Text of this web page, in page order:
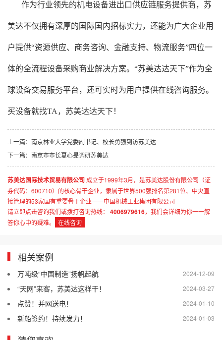
作为行业领先的机电设备进出口供应链服务提供商， 苏
美达不仅拥有深厚的国际国内招标实力，还能为广大企业用
户提供“资源供应、商务咨询、金融支持、物流服务”四位一
体的全流程设备采购商业解决方案。“苏美达达天下”作为全
球设备交易服务平台，还可实时为用户提供在线咨询服务。
买设备就找TA，苏美达达天下！
上一篇： 南京林业大学党委副书记、校长勇强到访苏美达
下一篇： 南京市市长夏心旻调研苏美达
苏美达国际技术贸易有限公司 成立于1999年3月，是苏美达股份有限公司（证
券代码：600710）的核心骨干企业，隶属于世界500强排名第281位、中央直
接管理的53家国有重要骨干企业——中国机械工业集团有限公司
请立即点击咨询我们或拨打咨询热线：
4006979616，我们会详细为你一一解
答你心中的疑难。
在线咨询
相关案例
2024-12-09
万吨级“中国制造”扬帆起航
2024-03-27
“天网”来客，苏美达这样干！
2024-01-10
点赞！并网送电！
2024-01-03
新船签约！持续发力！